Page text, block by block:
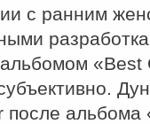
с ранним
альбомом
после